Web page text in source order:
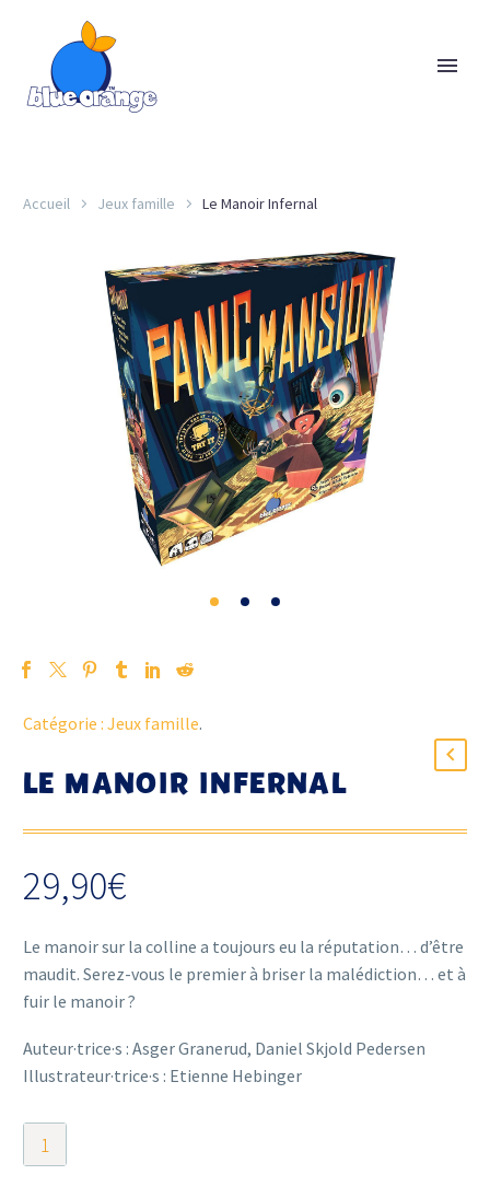
Accueil Jeux famille Le Manoir Infernal
Catégorie : Jeux famille.
LE MANOIR INFERNAL
29,90€
Le manoir sur la colline a toujours eu la réputation… d’être
maudit. Serez-vous le premier à briser la malédiction… et à
fuir le manoir ?
Auteur·trice·s : Asger Granerud, Daniel Skjold Pedersen
Illustrateur·trice·s : Etienne Hebinger
quantité
de